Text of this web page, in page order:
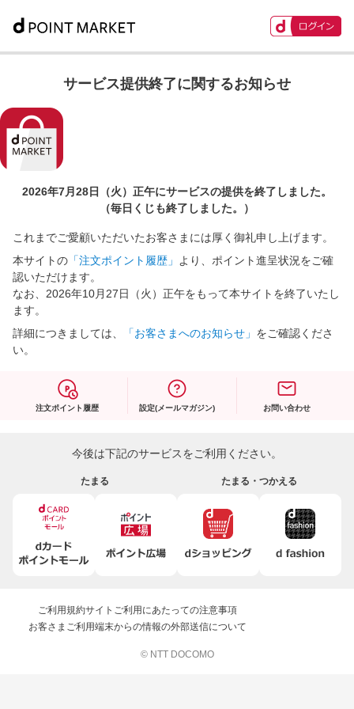
サービス提供終了に関するお知らせ
2026年7月28日（火）正午にサービスの提供を終了しました。
（毎日くじも終了しました。）
これまでご愛顧いただいたお客さまには厚く御礼申し上げます。
本サイトの 「注文ポイント履歴」
より、ポイント進呈状況をご確
認いただけます。
なお、2026年10月27日（火）正午をもって本サイトを終了いたし
ます。
詳細につきましては、
「お客さまへのお知らせ」 をご確認くださ
い。
注文ポイント履歴 設定(メールマガジン) お問い合わせ
今後は下記のサービスをご利用ください。
たまる たまる・つかえる
ご利用規約サイトご利用にあたっての注意事項
お客さまご利用端末からの情報の外部送信について
© NTT DOCOMO